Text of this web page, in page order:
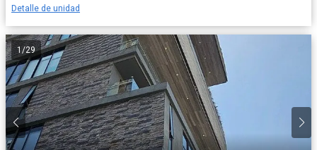
Detalle de unidad
1/29